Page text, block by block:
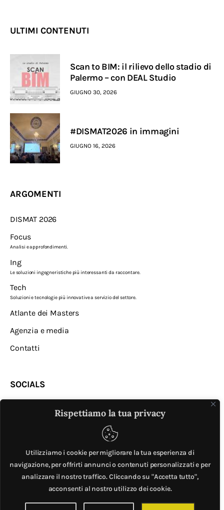
Rispettiamo la tua privacy
Utilizziamo i cookie per migliorare la tua esperienza di
navigazione, per offrirti annunci o contenuti personalizzati e per
analizzare il nostro traffico. Cliccando su "Accetta tutto",
acconsenti al nostro utilizzo dei cookie.
ULTIMI CONTENUTI
Scan to BIM: il rilievo dello stadio di
Palermo – con DEAL Studio
GIUGNO 30, 2026
#DISMAT2026 in immagini
GIUGNO 16, 2026
ARGOMENTI
DISMAT 2026
Focus
Analisi e approfondimenti.
Ing
Le soluzioni ingegneristiche più interessanti da raccontare.
Tech
Soluzioni e tecnologie più innovative a servizio del settore.
Atlante dei Masters
Agenzia e media
Contatti
SOCIALS
MASTER © è un progetto diMobilita.org. All Rights
Reserved. | Giubox – C.F: DCHGLI85R10G273Z – P.IVA